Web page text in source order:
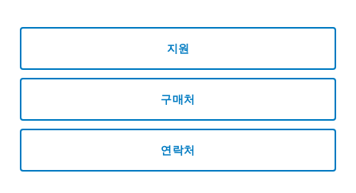
지원
구매처
연락처